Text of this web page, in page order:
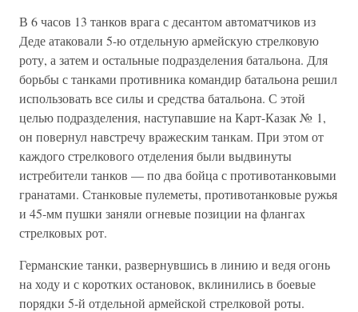
В 6 часов 13 танков врага с десантом автоматчиков из
Деде атаковали 5-ю отдельную армейскую стрелковую
роту, а затем и остальные подразделения батальона. Для
борьбы с танками противника командир батальона решил
использовать все силы и средства батальона. С этой
целью подразделения, наступавшие на Карт-Казак № 1,
он повернул навстречу вражеским танкам. При этом от
каждого стрелкового отделения были выдвинуты
истребители танков — по два бойца с противотанковыми
гранатами. Станковые пулеметы, противотанковые ружья
и 45-мм пушки заняли огневые позиции на флангах
стрелковых рот.
Германские танки, развернувшись в линию и ведя огонь
на ходу и с коротких остановок, вклинились в боевые
порядки 5-й отдельной армейской стрелковой роты.